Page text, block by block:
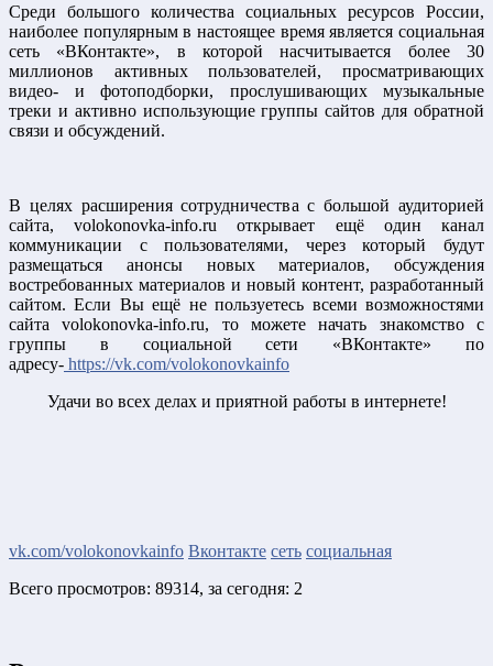
Среди большого количества социальных ресурсов России,
наиболее популярным в настоящее время является социальная
сеть «ВКонтакте», в которой насчитывается более 30
миллионов активных пользователей, просматривающих
видео- и фотоподборки, прослушивающих музыкальные
треки и активно использующие группы сайтов для обратной
связи и обсуждений.
В целях расширения сотрудничества с большой аудиторией
сайта, volokonovka-info.ru открывает ещё один канал
коммуникации с пользователями, через который будут
размещаться анонсы новых материалов, обсуждения
востребованных материалов и новый контент, разработанный
сайтом. Если Вы ещё не пользуетесь всеми возможностями
сайта volokonovka-info.ru, то можете начать знакомство с
группы в социальной сети «ВКонтакте» по
адресу- https://vk.com/volokonovkainfo
Удачи во всех делах и приятной работы в интернете!
vk.com/volokonovkainfo Вконтакте сеть социальная
Всего просмотров: 89314, за сегодня: 2